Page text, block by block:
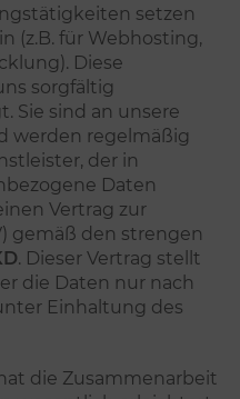
setzen
(z.B. für Webhosting,
Diese
sorgfältig
Sie sind an unsere
werden regelmäßig
der in
Daten
Vertrag zur
gemäß den strengen
. Dieser Vertrag stellt
die Daten nur nach
Einhaltung des
die Zusammenarbeit